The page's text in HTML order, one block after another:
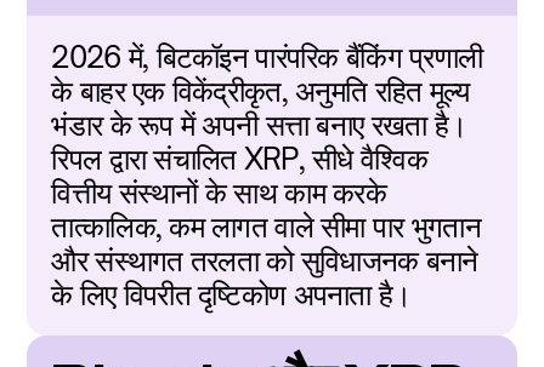
2026 में, बिटकॉइन पारंपरिक बैंकिंग प्रणाली
के बाहर एक विकेंद्रीकृत, अनुमति रहित मूल्य
भंडार के रूप में अपनी सत्ता बनाए रखता है।
रिपल द्वारा संचालित XRP, सीधे वैश्विक
वित्तीय संस्थानों के साथ काम करके
तात्कालिक, कम लागत वाले सीमा पार भुगतान
और संस्थागत तरलता को सुविधाजनक बनाने
के लिए विपरीत दृष्टिकोण अपनाता है।